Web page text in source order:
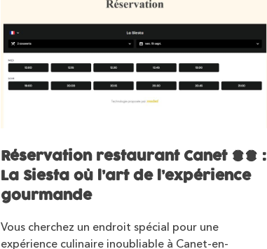
Réservation restaurant Canet 66 :
La Siesta où l’art de l’expérience
gourmande
Vous cherchez un endroit spécial pour une
expérience culinaire inoubliable à Canet-en-